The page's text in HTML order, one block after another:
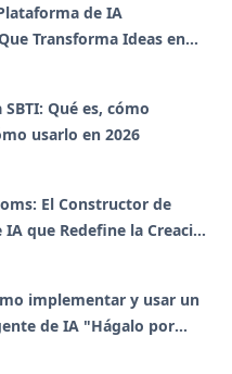
de IA
Transforma Ideas en
para Lanzar
Qué es, cómo
usarlo en 2026
El Constructor de
que Redefine la Creación
implementar y usar un
de IA "Hágalo por
2026)